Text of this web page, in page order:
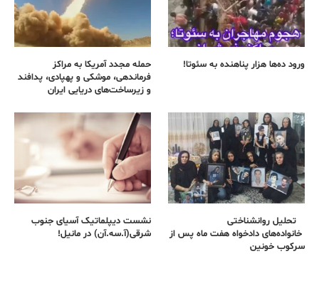
ورود ده‌ها هزار پناهنده به سئوتا!
حمله مجدد آمریکا به مراکز
فرماندهی، موشکی و پهپادی، پدافند
و زیرساخت‌های دریایی ایران
تحلیل روانشناختی
خانواده‌های دادخواه هفت ماه پس از
سرکوب خونین
نشست دیپلماتیک آسیای جنوب
شرقی‌(آ.سه.آن) در مانیل!